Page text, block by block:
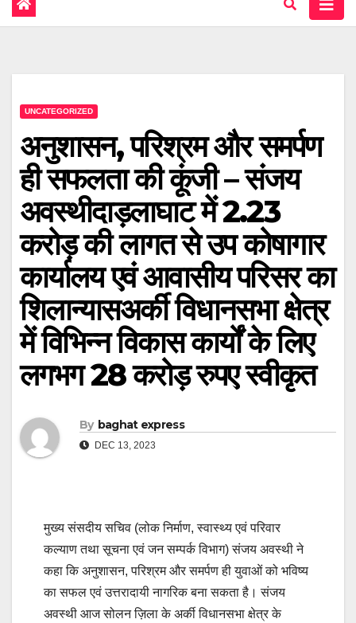
UNCATEGORIZED
अनुशासन, परिश्रम और समर्पण
ही सफलता की कूंजी – संजय
अवस्थीदाड़लाघाट में 2.23
करोड़ की लागत से उप कोषागार
कार्यालय एवं आवासीय परिसर का
शिलान्यासअर्की विधानसभा क्षेत्र
में विभिन्न विकास कार्यों के लिए
लगभग 28 करोड़ रुपए स्वीकृत
By baghat express
DEC 13, 2023
मुख्य संसदीय सचिव (लोक निर्माण, स्वास्थ्य एवं परिवार
कल्याण तथा सूचना एवं जन सम्पर्क विभाग) संजय अवस्थी ने
कहा कि अनुशासन, परिश्रम और समर्पण ही युवाओं को भविष्य
का सफल एवं उत्तरादायी नागरिक बना सकता है। संजय
अवस्थी आज सोलन ज़िला के अर्की विधानसभा क्षेत्र के